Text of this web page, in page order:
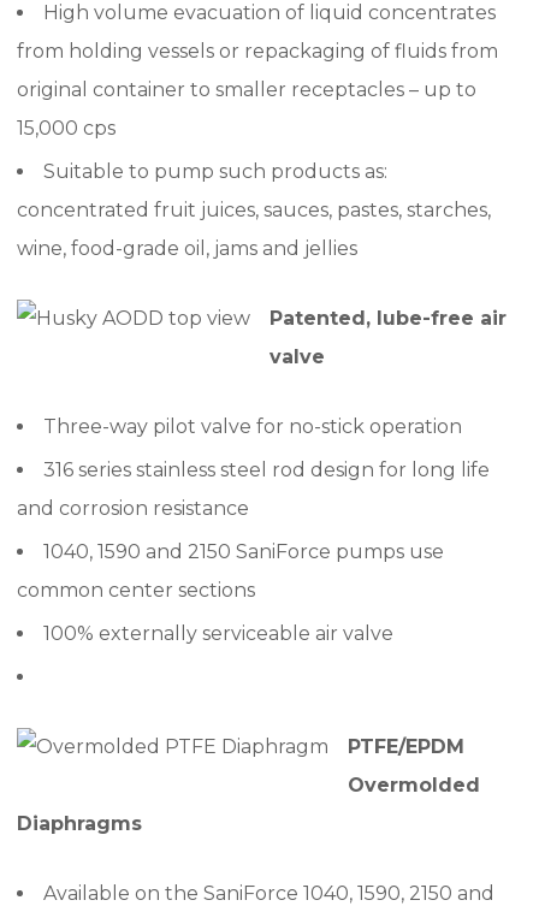
High volume evacuation of liquid concentrates
from holding vessels or repackaging of fluids from
original container to smaller receptacles – up to
15,000 cps
Suitable to pump such products as:
concentrated fruit juices, sauces, pastes, starches,
wine, food-grade oil, jams and jellies
Patented, lube-free air
valve
Three-way pilot valve for no-stick operation
316 series stainless steel rod design for long life
and corrosion resistance
1040, 1590 and 2150 SaniForce pumps use
common center sections
100% externally serviceable air valve
PTFE/EPDM
Overmolded
Diaphragms
Available on the SaniForce 1040, 1590, 2150 and